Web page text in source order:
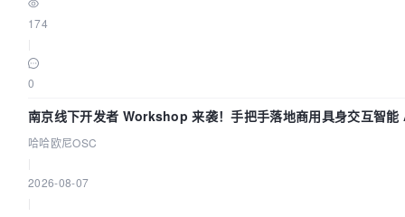
174
0
南京线下开发者 Workshop 来袭！手把手落地商用具身交互智
用
哈哈欧尼OSC
2026-08-07